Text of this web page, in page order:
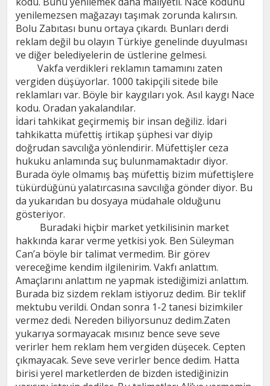
yenilemezsen mağazayı taşımak zorunda kalırsın.
Bolu Zabıtası bunu ortaya çıkardı. Bunları derdi
reklam değil bu olayın Türkiye genelinde duyulması
ve diğer belediyelerin de üstlerine gelmesi.
Vakfa verdikleri reklamın tamamını zaten
vergiden düşüyorlar. 1000 takipçili sitede bile
reklamları var. Böyle bir kaygıları yok. Asıl kaygı Nace
kodu. Oradan yakalandılar.
İdari tahkikat geçirmemiş bir insan değiliz. İdari
tahkikatta müfettiş irtikap şüphesi var diyip
doğrudan savcılığa yönlendirir. Müfettişler ceza
hukuku anlamında suç bulunmamaktadır diyor.
Burada öyle olmamış baş müfettiş bizim müfettişlere
tükürdüğünü yalatırcasına savcılığa gönder diyor. Bu
da yukarıdan bu dosyaya müdahale olduğunu
gösteriyor.
Buradaki hiçbir market yetkilisinin market
hakkında karar verme yetkisi yok. Ben Süleyman
Can’a böyle bir talimat vermedim. Bir görev
vereceğime kendim ilgilenirim. Vakfı anlattım.
Amaçlarını anlattım ne yapmak istediğimizi anlattım.
Burada biz sizdem reklam istiyoruz dedim. Bir teklif
mektubu verildi. Ondan sonra 1-2 tanesi bizimkiler
vermez dedi. Nereden biliyorsunuz dedim.Zaten
yukarıya sormayacak mısınız bence seve seve
verirler hem reklam hem vergiden düşecek. Cepten
çıkmayacak. Seve seve verirler bence dedim. Hatta
birisi yerel marketlerden de bizden istediğinizin